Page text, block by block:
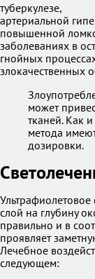
туберкулезе,
артериальной
повышенной
заболеваниях в
гнойных
злокачественных
может
тканей. Как
метода
дозировки.
слой на глубину
правильно и в
проявляет
Лечебное
следующем: